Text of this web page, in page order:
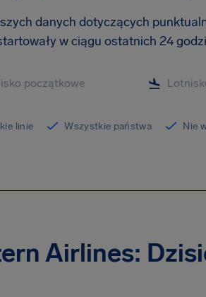
danych dotyczących
w ciągu ostatnich 24
linie Wszystkie państwa Nie
Airlines: